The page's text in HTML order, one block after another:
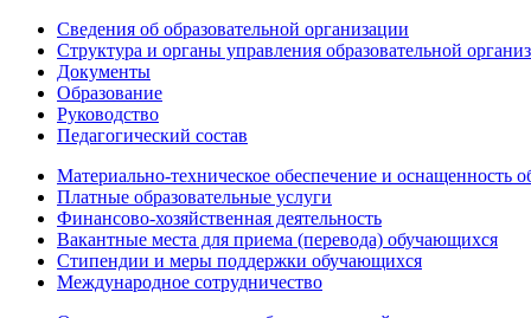
Сведения об образовательной организации
Структура и органы управления образовательной
Документы
Образование
Руководство
Педагогический состав
Материально-техническое обеспечение и оснащенность
Платные образовательные услуги
Финансово-хозяйственная деятельность
Вакантные места для приема (перевода) обучающихся
Стипендии и меры поддержки обучающихся
Международное сотрудничество